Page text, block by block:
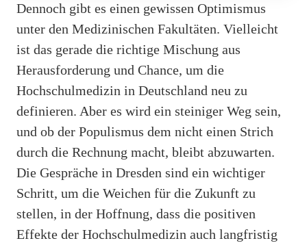
Dennoch gibt es einen gewissen Optimismus
unter den Medizinischen Fakultäten. Vielleicht
ist das gerade die richtige Mischung aus
Herausforderung und Chance, um die
Hochschulmedizin in Deutschland neu zu
definieren. Aber es wird ein steiniger Weg sein,
und ob der Populismus dem nicht einen Strich
durch die Rechnung macht, bleibt abzuwarten.
Die Gespräche in Dresden sind ein wichtiger
Schritt, um die Weichen für die Zukunft zu
stellen, in der Hoffnung, dass die positiven
Effekte der Hochschulmedizin auch langfristig